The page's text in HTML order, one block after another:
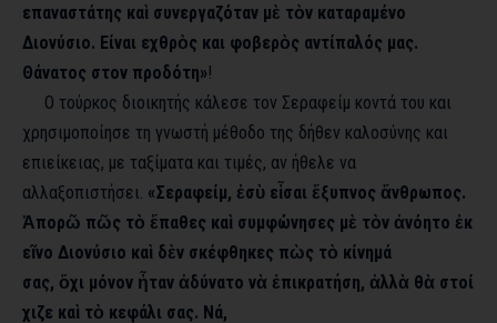
επαναστάτης καὶ συνεργαζόταν μὲ τὸν καταραμένο
Διονύσιο. Είναι εχθρὸς και φοβερὸς αντίπαλός μας.
Θάνατος στον προδότη»!
Ο τούρκος διοικητής κάλεσε τον Σεραφείμ κοντά του και
χρησιμοποίησε τη γνωστή μέθοδο της δήθεν καλοσύνης και
επιείκειας, με ταξίματα και τιμές, αν ήθελε να
αλλαξοπιστήσει. «Σεραφείμ, ἐσὺ εἶσαι ἔξυπνος ἄνθρωπος.
Ἀπορῶ πῶς τὸ ἔπαθες καὶ συμφώνησες μὲ τὸν ἀνόητο ἐκ
εῖνο Διονύσιο καὶ δὲν σκέφθηκες πὼς τὸ κίνημά
σας, ὄχι μόνον ἦταν ἀδύνατο νὰ ἐπικρατήση, ἀλλὰ θὰ στοί
χιζε καὶ τὸ κεφάλι σας. Νά,